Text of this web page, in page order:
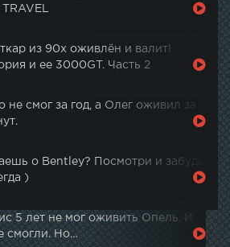
из 90х оживлён и валит!
и ее 3000GT. Часть 2
не смог за год, а Олег оживил за
о Bentley? Посмотри и забудь
)
5 лет не мог оживить Опель. И
смогли. Но…